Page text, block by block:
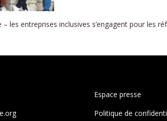
les entreprises inclusives s’engagent pour les
Espace presse
Politique de